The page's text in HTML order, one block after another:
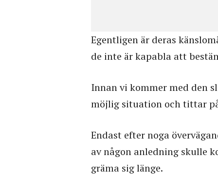
Egentligen är deras
de inte är kapabla att
Innan vi kommer med den
möjlig situation och tittar
Endast efter noga
av någon anledning skulle
gräma sig länge.